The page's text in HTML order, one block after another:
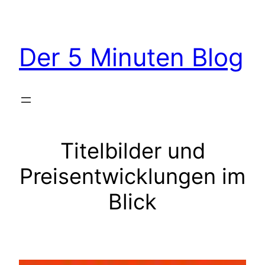
Der 5 Minuten Blog
Titelbilder und
Preisentwicklungen im
Blick